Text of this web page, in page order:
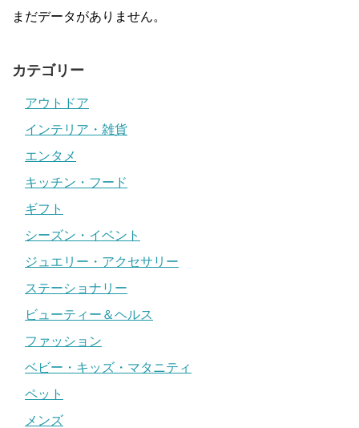
まだデータがありません。
カテゴリー
アウトドア
インテリア・雑貨
エンタメ
キッチン・フード
ギフト
シーズン・イベント
ジュエリー・アクセサリー
ステーショナリー
ビューティー＆ヘルス
ファッション
ベビー・キッズ・マタニティ
ペット
メンズ